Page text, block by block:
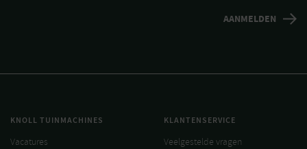
KNOLL TUINMACHINES
Vacatures
KLANTENSERVICE
Veelgestelde vragen